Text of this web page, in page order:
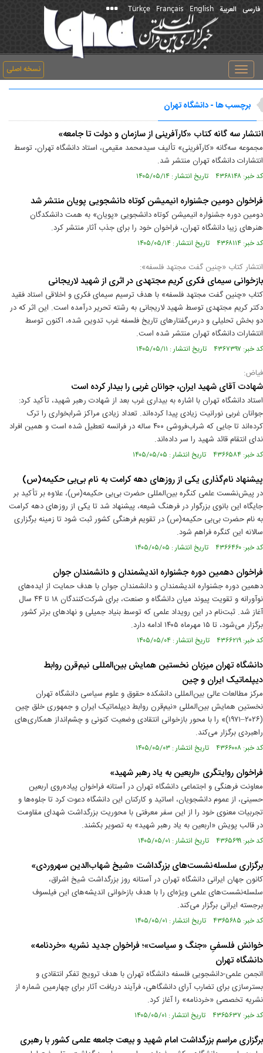
فارسی العربیة English
Français
Türkçe
نسخه اصلی
Toggle
navigation
برچسب ها - دانشگاه تهران
انتشار سه گانه کتاب «کارآفرینی از سازمان و دولت تا جامعه»
مجموعه سه‌گانه «کارآفرینی» تألیف سیدمحمد مقیمی، استاد دانشگاه تهران، توسط
انتشارات دانشگاه تهران منتشر شد.
کد خبر: ۴۳۶۸۱۴۸ تاریخ انتشار : ۱۴۰۵/۰۵/۱۴
فراخوان دومین جشنواره انیمیشن کوتاه دانشجویی پویان منتشر شد
دومین دوره جشنواره انیمیشن کوتاه دانشجویی «پویان» به همت دانشکدگان
هنرهای زیبا دانشگاه تهران، فراخوان خود را برای جذب آثار منتشر کرد.
کد خبر: ۴۳۶۸۱۱۴ تاریخ انتشار : ۱۴۰۵/۰۵/۱۴
انتشار کتاب «چنین گفت مجتهد فلسفه»:
بازخوانی سیمای فکری کریم مجتهدی در اثری از شهید لاریجانی
کتاب «چنین گفت مجتهد فلسفه» با هدف ترسیم سیمای فکری و اخلاقی استاد فقید
دکتر کریم مجتهدی توسط شهید لاریجانی به رشته تحریر درآمده است. این اثر که در
دو بخش تحلیلی و درس‌گفتارهای تاریخ فلسفه غرب تدوین شده، اکنون توسط
انتشارات دانشگاه تهران منتشر شده است.
کد خبر: ۴۳۶۷۳۹۷ تاریخ انتشار : ۱۴۰۵/۰۵/۱۱
فیاض:
شهادت آقای شهید ایران، جوانان غربی را بیدار کرده است
استاد دانشگاه تهران با اشاره به بیداری غرب بعد از شهادت رهبر شهید، تأکید کرد:
جوانان غربی نورانیت زیادی پیدا کرده‌اند. تعداد زیادی مراکز شرابخواری را ترک
کرده‌اند تا جایی که شراب‌فروشی ۴۰۰ ساله در فرانسه تعطیل شده است و همین افراد
ندای انتقام قائد شهید را سر داده‌اند.
کد خبر: ۴۳۶۶۵۸۴ تاریخ انتشار : ۱۴۰۵/۰۵/۰۵
پیشنهاد نام‌گذاری یکی از روزهای دهه کرامت به نام بی‌بی حکیمه(س)
در پیش‌نشست علمی کنگره بین‌المللی حضرت بی‌بی حکیمه(س)، علاوه بر تأکید بر
جایگاه این بانوی بزرگوار در فرهنگ شیعه، پیشنهاد شد تا یکی از روزهای دهه کرامت
به نام حضرت بی‌بی حکیمه(س) در تقویم فرهنگی کشور ثبت شود تا زمینه برگزاری
سالانه این کنگره فراهم شود.
کد خبر: ۴۳۶۶۴۶۰ تاریخ انتشار : ۱۴۰۵/۰۵/۰۵
فراخوان دهمین دوره جشنواره اندیشمندان و دانشمندان جوان
دهمین دوره جشنواره اندیشمندان و دانشمندان جوان با هدف حمایت از ایده‌های
نوآورانه و تقویت پیوند میان دانشگاه و صنعت، برای شرکت‌کنندگان ۱۸ تا ۴۴ سال
آغاز شد. ثبت‌نام در این رویداد علمی که توسط بنیاد جمیلی و نهادهای برتر کشور
برگزار می‌شود، تا ۱۵ مهرماه ۱۴۰۵ ادامه دارد.
کد خبر: ۴۳۶۶۲۱۹ تاریخ انتشار : ۱۴۰۵/۰۵/۰۴
دانشگاه تهران میزبان نخستین همایش بین‌المللی نیم‌قرن روابط
دیپلماتیک ایران و چین
مرکز مطالعات عالی بین‌المللی دانشکده حقوق و علوم سیاسی دانشگاه تهران
نخستین همایش بین‌المللی «نیم‌قرن روابط دیپلماتیک ایران و جمهوری خلق چین
(۲۰۲۶–۱۹۷۱)» را با محور بازخوانی انتقادی وضعیت کنونی و چشم‌انداز همکاری‌های
راهبردی برگزار می‌کند.
کد خبر: ۴۳۶۶۰۰۸ تاریخ انتشار : ۱۴۰۵/۰۵/۰۳
فراخوان روایتگری «اربعین به یاد رهبر شهید»
معاونت فرهنگی و اجتماعی دانشگاه تهران در آستانه فراخوان پیاده‌روی اربعین
حسینی، از عموم دانشجویان، اساتید و کارکنان این دانشگاه دعوت کرد تا جلوه‌ها و
تجربیات معنوی خود را از این سفر معرفتی با محوریت بزرگداشت شهدای مقاومت
در قالب پویش «اربعین به یاد رهبر شهید» به تصویر بکشند.
کد خبر: ۴۳۶۵۶۹۹ تاریخ انتشار : ۱۴۰۵/۰۵/۰۱
برگزاری سلسله‌نشست‌های بزرگداشت «شیخ شهاب‌الدین سهروردی»
کانون جهان ایرانی دانشگاه تهران در آستانه روز بزرگداشت شیخ اشراق،
سلسله‌نشست‌های علمی ویژه‌ای را با هدف بازخوانی اندیشه‌های این فیلسوف
برجسته ایرانی برگزار می‌کند.
کد خبر: ۴۳۶۵۶۸۵ تاریخ انتشار : ۱۴۰۵/۰۵/۰۱
خوانش فلسفیِ «جنگ و سیاست»؛ فراخوان جدید نشریه «خردنامه»
دانشگاه تهران
انجمن علمی-دانشجویی فلسفه دانشگاه تهران با هدف ترویج تفکر انتقادی و
بسترسازی برای تضارب آرای دانشگاهی، فرآیند دریافت آثار برای چهارمین شماره از
نشریه تخصصی «خردنامه» را آغاز کرد.
کد خبر: ۴۳۶۵۶۳۷ تاریخ انتشار : ۱۴۰۵/۰۵/۰۱
برگزاری مراسم بزرگداشت امام شهید و بیعت جامعه علمی کشور با رهبری